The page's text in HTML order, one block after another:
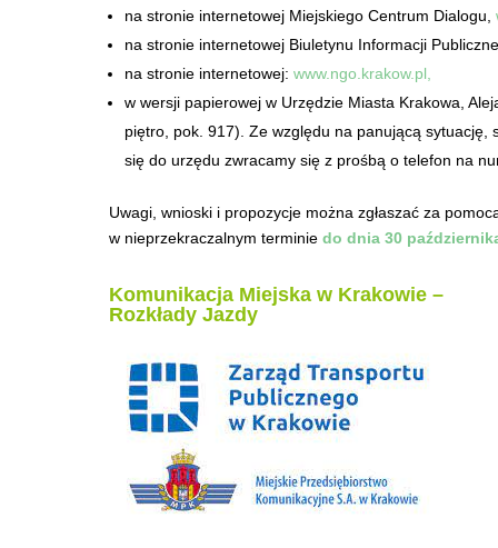
na stronie internetowej Miejskiego Centrum Dialogu,
na stronie internetowej Biuletynu Informacji
na stronie internetowej: www.ngo.krakow.pl,
w wersji papierowej w Urzędzie Miasta Krakowa,
piętro, pok. 917). Ze względu na panującą
się do urzędu zwracamy się z prośbą o telefon na
Uwagi, wnioski i propozycje można zgłaszać za
w nieprzekraczalnym terminie do dnia 30
Komunikacja Miejska w Krakowie –
Rozkłady Jazdy